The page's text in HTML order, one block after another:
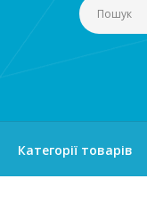
Категорії товарів